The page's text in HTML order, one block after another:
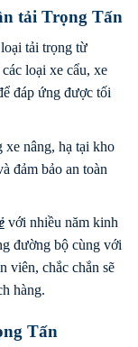
tải Trọng Tấn
tải trọng từ
loại xe cẩu, xe
đáp ứng được tối
nâng, hạ tại kho
đảm bảo an toàn
với nhiều năm kinh
đường bộ cùng với
viên, chắc chắn sẽ
hàng.
Tấn